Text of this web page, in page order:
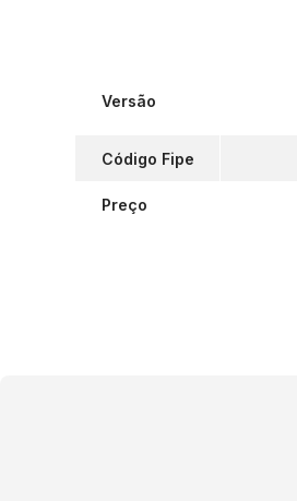
Versão
Código Fipe
Preço